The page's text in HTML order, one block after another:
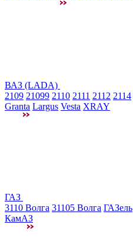
ВАЗ (LADA)
2109 21099 2110 2111 2112 2114
Granta Largus Vesta XRAY
ГАЗ
3110 Волга 31105 Волга ГАЗель
КамАЗ